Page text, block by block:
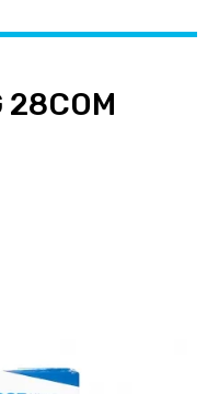
28COM